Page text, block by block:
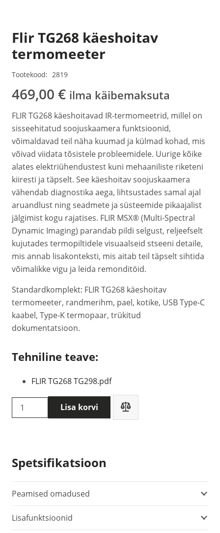
Flir TG268 käeshoitav
termomeeter
Tootekood: 2819
469,00 € ilma käibemaksuta
FLIR TG268 käeshoitavad IR-termomeetrid, millel on
sisseehitatud soojuskaamera funktsioonid,
võimaldavad teil näha kuumad ja külmad kohad, mis
võivad viidata tõsistele probleemidele. Uurige kõike
alates elektriühendustest kuni mehaaniliste riketeni
kiiresti ja täpselt. See käeshoitav soojuskaamera
vähendab diagnostika aega, lihtsustades samal ajal
aruandlust ning seadmete ja süsteemide pikaajalist
jälgimist kogu rajatises. FLIR MSX® (Multi-Spectral
Dynamic Imaging) parandab pildi selgust, reljeefselt
kujutades termopiltidele visuaalseid stseeni detaile,
mis annab lisakonteksti, mis aitab teil täpselt sihtida
võimalikke vigu ja leida remonditöid.
Standardkomplekt: FLIR TG268 käeshoitav
termomeeter, randmerihm, pael, kotike, USB Type-C
kaabel, Type-K termopaar, trükitud
dokumentatsioon.
Tehniline teave:
FLIR TG268 TG298.pdf
Flir
TG268
Lisa korvi
Spetsifikatsioon
Peamised omadused
Lisafunktsioonid